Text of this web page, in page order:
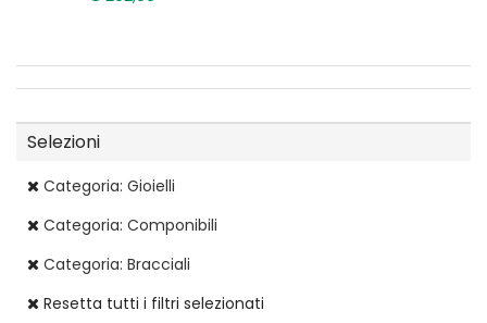
Selezioni
Categoria: Gioielli
Categoria: Componibili
Categoria: Bracciali
Resetta tutti i filtri selezionati